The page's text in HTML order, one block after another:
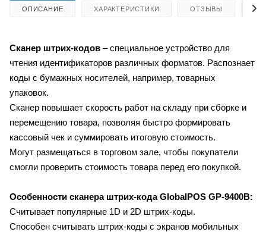
ОПИСАНИЕ ХАРАКТЕРИСТИКИ ОТЗЫВЫ
Сканер штрих-кодов – специальное устройство для
чтения идентификаторов различных форматов. Распознает
коды с бумажных носителей, например, товарных
упаковок.
Сканер повышает скорость работ на складу при сборке и
перемещению товара, позволяя быстро формировать
кассовый чек и суммировать итоговую стоимость.
Могут размещаться в торговом зале, чтобы покупатели
смогли проверить стоимость товара перед его покупкой.
Особенности сканера штрих-кодаGlobalPOS GP-9400B:
Считывает популярные 1D и 2D штрих-коды.
Способен считывать штрих-коды с экранов мобильных